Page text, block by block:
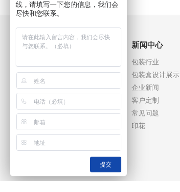
行业包装分类
礼品首饰包装盒
医美化妆品包装盒
文具玩具包装盒
食品药品包装盒
服装鞋帽包装盒
新闻中心
包装行业
包装盒设计展示
企业新闻
客户定制
常见问题
印花
线，请填写一下您的信息，我们会
尽快和您联系。
提交